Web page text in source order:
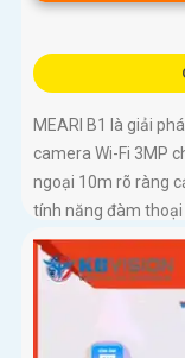
MEARI B1 là giải
camera Wi-Fi 3MP
ngoại 10m rõ ràng
tính năng đàm thoại
256GB, mang đến